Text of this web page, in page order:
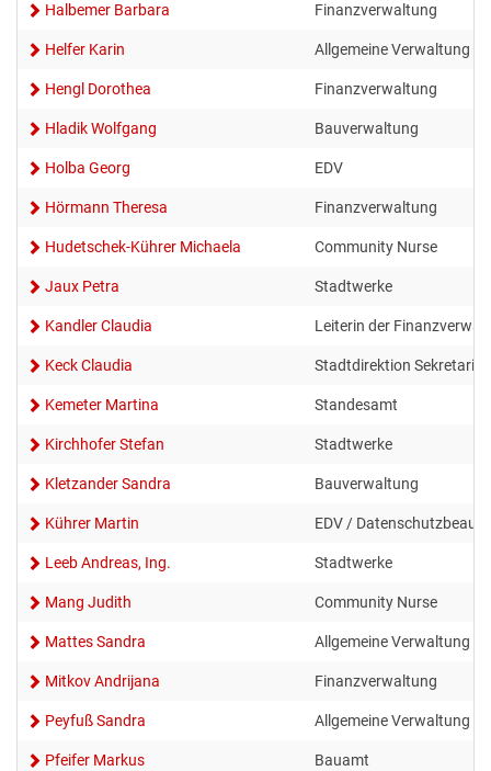
Halbemer Barbara Finanzverwaltung
Helfer Karin Allgemeine Verwaltung
Hengl Dorothea Finanzverwaltung
Hladik Wolfgang Bauverwaltung
Holba Georg EDV
Hörmann Theresa Finanzverwaltung
Hudetschek-Kührer Michaela Community Nurse
Jaux Petra Stadtwerke
Kandler Claudia Leiterin der
Keck Claudia Stadtdirektion Sekretariat
Kemeter Martina Standesamt
Kirchhofer Stefan Stadtwerke
Kletzander Sandra Bauverwaltung
Kührer Martin EDV /
Leeb Andreas, Ing. Stadtwerke
Mang Judith Community Nurse
Mattes Sandra Allgemeine Verwaltung
Mitkov Andrijana Finanzverwaltung
Peyfuß Sandra Allgemeine Verwaltung
Pfeifer Markus Bauamt